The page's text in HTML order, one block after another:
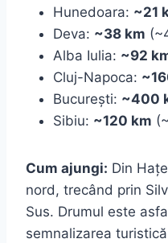
Hunedoara: ~21
Deva: ~38 km
Alba Iulia: ~92
Cluj-Napoca:
București: ~400
Sibiu: ~120 km
Cum ajungi: Din
nord, trecând prin
Sus. Drumul este
semnalizarea